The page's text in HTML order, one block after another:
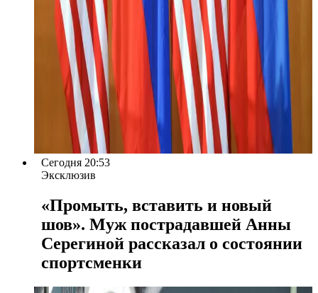
Сегодня 20:53
Эксклюзив
«Промыть, вставить и новый
шов». Муж пострадавшей Анны
Серегиной рассказал о состоянии
спортсменки